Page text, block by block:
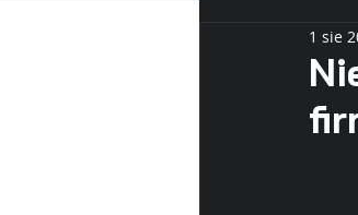
1 sie